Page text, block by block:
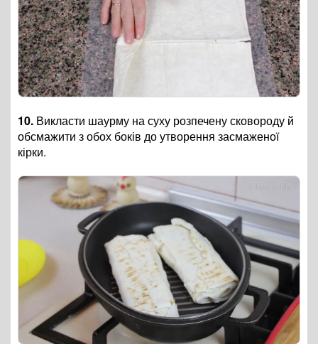
10. Викласти шаурму на суху розпечену сковороду й
обсмажити з обох боків до утворення засмаженої
кірки.